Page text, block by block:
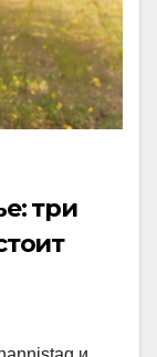
три